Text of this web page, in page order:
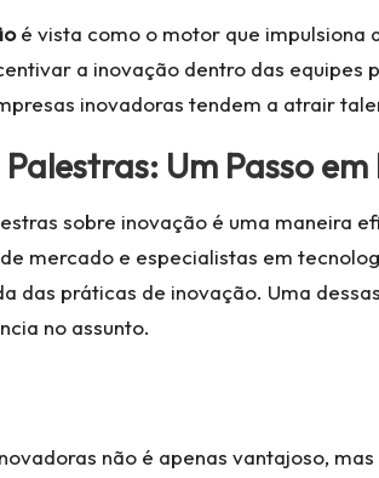
é vista como o motor que impulsiona
a inovação dentro das
inovadoras tendem a atrair
Um Passo
sobre inovação é uma maneira
mercado e especialistas em
das práticas de inovação. Uma
no assunto.
não é apenas vantajoso,